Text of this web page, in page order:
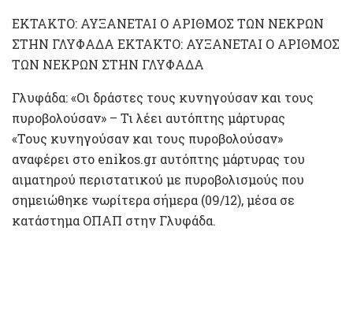
ΕΚΤΑΚΤΟ: AYΞAΝEΤΑI Ο ΑΡΙΘΜΟΣ ΤΩΝ ΝΕΚΡΩΝ
ΣΤΗΝ ΓΛΥΦΑΔΑ ΕΚΤΑΚΤΟ: AYΞAΝEΤΑI Ο ΑΡΙΘΜΟΣ
ΤΩΝ ΝΕΚΡΩΝ ΣΤΗΝ ΓΛΥΦΑΔΑ
Γλυφάδα: «Οι δράστες τους κυνηγούσαν και τους
πυροβολούσαν» – Τι λέει αυτόπτης μάρτυρας
«Τους κυνηγούσαν και τους πυροβολούσαν»
αναφέρει στο enikos.gr αυτόπτης μάρτυρας του
αιματηρού περιστατικού με πυροβολισμούς που
σημειώθηκε νωρίτερα σήμερα (09/12), μέσα σε
κατάστημα ΟΠΑΠ στην Γλυφάδα.